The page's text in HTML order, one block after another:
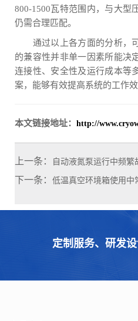
800-1500瓦特范围内，与大型
仍需合理匹配。
通过以上各方面的分析，
的兼容性并非单一因素所能决
连接性、安全性及运行成本等
案，能够有效提高系统的工作效
本文链接地址： http://
上一条： 自动液氮泵运行中频繁
下一条： 低温真空环境箱使用中
定制服务、研发